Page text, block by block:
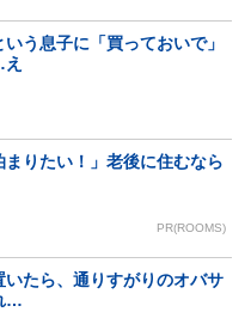
う息子に「買っておいで」
まりたい！」老後に住むなら
PR(ROOMS)
いたら、通りすがりのオバサ
…